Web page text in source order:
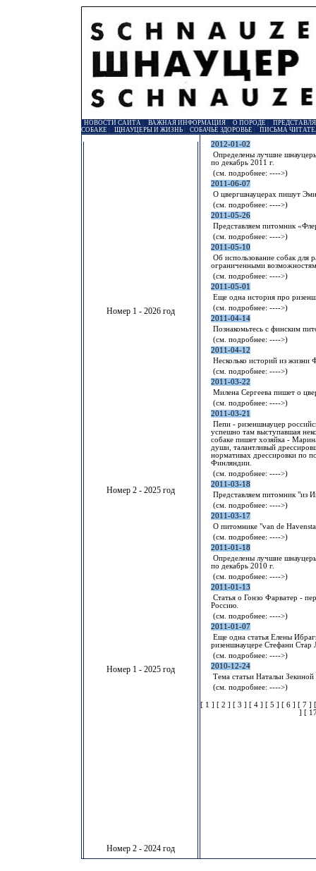
НОВОСТИ САЙТА| ВАЖНАЯ ИНФОРМАЦИЯ| О ПОРОДЕ
СОБАКЕ
ЩНАУЦЕРЫ И ЖИЗНЬ| СОБАЧЬЕ ЗДОРОВЬЕ ПИСЬМА
Номер 1 - 2026 год
Номер 2 - 2025 год
Номер 1 - 2025 год
Номер 2 - 2024 год
2012-01-02
Определены лучшие
по декабрь 2011 г.
(см. подробнее: ---->)
2011-06-07
О цвергшнауцерах пишут
(см. подробнее: ---->)
2011-05-26
Представляем питомник
(см. подробнее: ---->)
2011-05-10
Об использование собак для
ограниченными
(см. подробнее: ---->)
2011-05-01
Еще одна история про
(см. подробнее: ---->)
2011-04-14
Познакомьтесь с финским
(см. подробнее: ---->)
2011-04-12
Несколько историй из
(см. подробнее: ---->)
2011-03-22
Милена Сергеева пишет о
(см. подробнее: ---->)
2011-03-21
Пепи - ризеншнауцер
успешно там выступавшая
собаке пишет хозяйка -
души, талантливый
нормативах дрессировки по
Финляндии.
(см. подробнее: ---->)
2011-03-18
Представляем питомник "из
(см. подробнее: ---->)
2011-03-17
О питомнике "van de
(см. подробнее: ---->)
2011-01-18
Определены лучшие
по декабрь 2010 г.
(см. подробнее: ---->)
2011-01-13
Статья о Гонзо Фарватер -
Россию.
(см. подробнее: ---->)
2011-01-07
Еще одна статья Елены
ризеншнауцере Стефани Стар
(см. подробнее: ---->)
2010-12-24
Тема статьи Натальи
(см. подробнее: ---->)
[ 1 ] [ 2 ] [ 3 ] [ 4] [ 5 ] [ 6] [ 7]
] [